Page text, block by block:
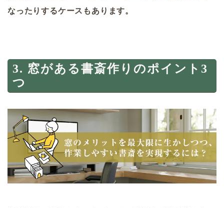
なったりするケースもあります。
3. 窓がある書斎作りのポイント3
つ